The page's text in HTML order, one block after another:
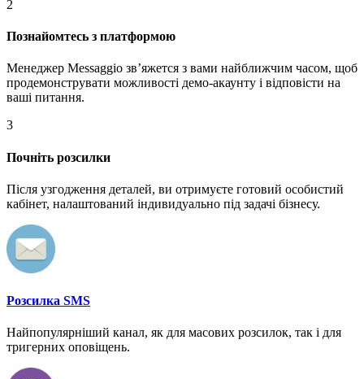
2
Познайомтесь з платформою
Менеджер Messaggio звʼяжется з вами найближчим часом, щоб
продемонструвати можливості демо-акаунту і відповісти на
ваші питання.
3
Почніть розсилки
Після узгодження деталей, ви отримуєте готовий особистий
кабінет, налаштований індивидуально під задачі бізнесу.
Розсилка SMS
Найпопулярніший канал, як для масових розсилок, так і для
тригерних оповіщень.